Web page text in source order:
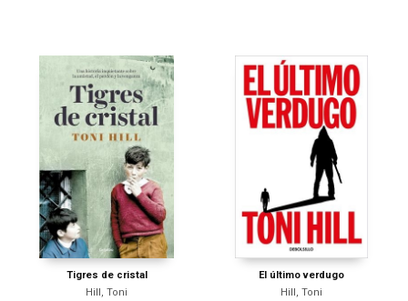
Tigres de cristal
Hill, Toni
El último verdugo
Hill, Toni